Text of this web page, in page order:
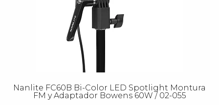
Nanlite FC60B Bi-Color LED Spotlight Montura
FM y Adaptador Bowens 60W / 02-055